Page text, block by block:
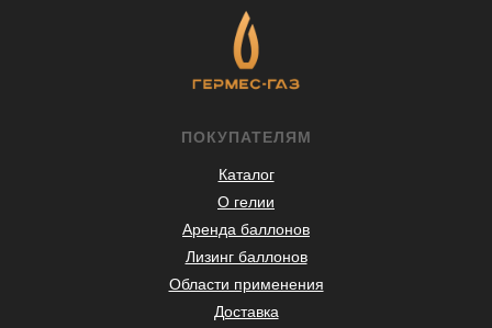
ПОКУПАТЕЛЯМ
Каталог
О гелии
Аренда баллонов
Лизинг баллонов
Области применения
Доставка